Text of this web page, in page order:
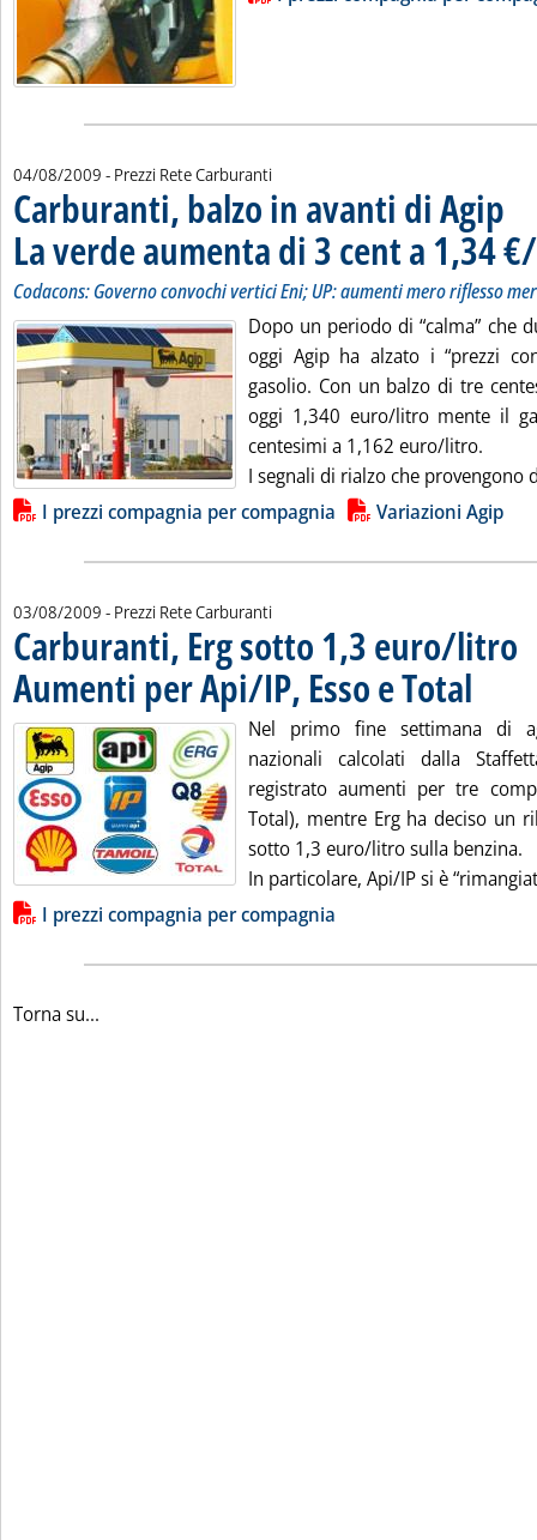
04/08/2009 - Prezzi Rete Carburanti
Carburanti, balzo in avanti di Agip
La verde aumenta di 3 cent a 1,34
Codacons: Governo convochi vertici Eni; UP: aumenti mero riflesso
Dopo un periodo di “calma” che
oggi Agip ha alzato i “prezzi
gasolio. Con un balzo di tre
oggi 1,340 euro/litro mente il
centesimi a 1,162 euro/litro.
I segnali di rialzo che provengono
Lista allegati PDF alla notizia
I prezzi compagnia per compagnia Variazioni Agip
03/08/2009 - Prezzi Rete Carburanti
Carburanti, Erg sotto 1,3 euro/litro
Aumenti per Api/IP, Esso e Total
Nel primo fine settimana di
nazionali calcolati dalla
registrato aumenti per tre
Total), mentre Erg ha deciso un
sotto 1,3 euro/litro sulla benzina.
In particolare, Api/IP si è
Lista allegati PDF alla notizia
I prezzi compagnia per compagnia
Torna su...